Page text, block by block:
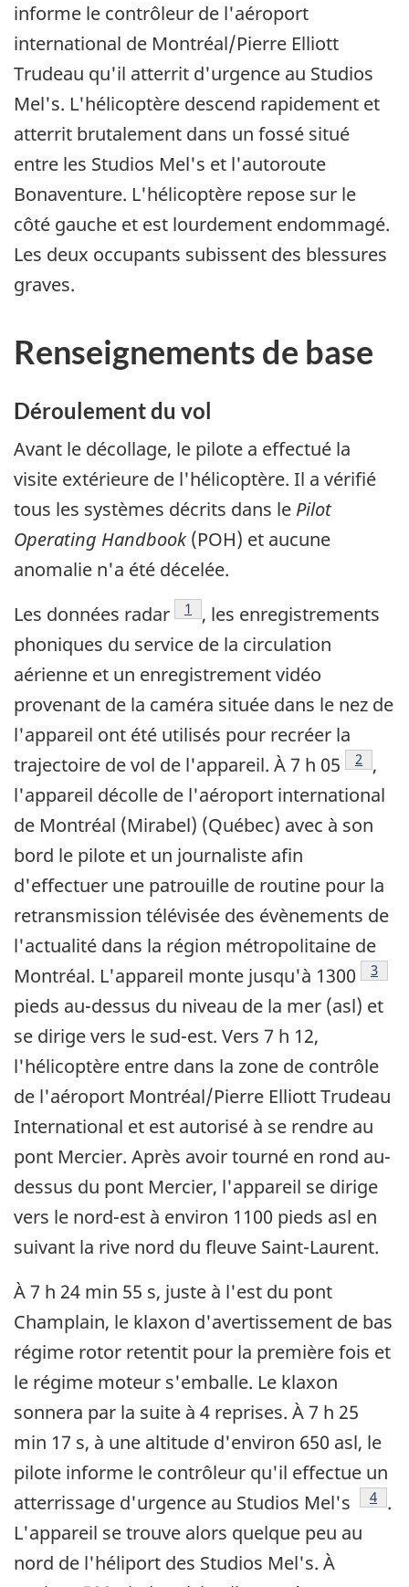
informe le contrôleur de l'aéroport
international de Montréal/Pierre Elliott
Trudeau qu'il atterrit d'urgence au Studios
Mel's. L'hélicoptère descend rapidement et
atterrit brutalement dans un fossé situé
entre les Studios Mel's et l'autoroute
Bonaventure. L'hélicoptère repose sur le
côté gauche et est lourdement endommagé.
Les deux occupants subissent des blessures
graves.
Renseignements de base
Déroulement du vol
Avant le décollage, le pilote a effectué la
visite extérieure de l'hélicoptère. Il a vérifié
tous les systèmes décrits dans le Pilot
Operating Handbook(POH) et aucune
anomalie n'a été décelée.
Les données radar
Note de bas de page
1
, les enregistrements
phoniques du service de la circulation
aérienne et un enregistrement vidéo
provenant de la caméra située dans le nez de
l'appareil ont été utilisés pour recréer la
trajectoire de vol de l'appareil. À 7 h 05
Note de
2 ,
l'appareil décolle de l'aéroport international
de Montréal (Mirabel) (Québec) avec à son
bord le pilote et un journaliste afin
d'effectuer une patrouille de routine pour la
retransmission télévisée des évènements de
l'actualité dans la région métropolitaine de
Montréal. L'appareil monte jusqu'à 1300
Note
3
pieds au-dessus du niveau de la mer (asl) et
se dirige vers le sud-est. Vers 7 h 12,
l'hélicoptère entre dans la zone de contrôle
de l'aéroport Montréal/Pierre Elliott Trudeau
International et est autorisé à se rendre au
pont Mercier. Après avoir tourné en rond au-
dessus du pont Mercier, l'appareil se dirige
vers le nord-est à environ 1100 pieds asl en
suivant la rive nord du fleuve Saint-Laurent.
À 7 h 24 min 55 s, juste à l'est du pont
Champlain, le klaxon d'avertissement de bas
régime rotor retentit pour la première fois et
le régime moteur s'emballe. Le klaxon
sonnera par la suite à 4 reprises. À 7 h 25
min 17 s, à une altitude d'environ 650 asl, le
pilote informe le contrôleur qu'il effectue un
atterrissage d'urgence au Studios Mel's
Note
4 .
L'appareil se trouve alors quelque peu au
nord de l'héliport des Studios Mel's. À